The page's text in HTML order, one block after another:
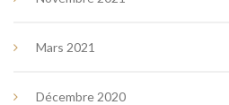
Mars 2021
Décembre 2020